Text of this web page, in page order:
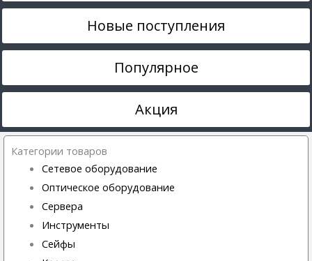
Новые поступления
Популярное
Акция
Категории товаров
Сетевое оборудование
Оптическое оборудование
Сервера
Инструменты
Сейфы